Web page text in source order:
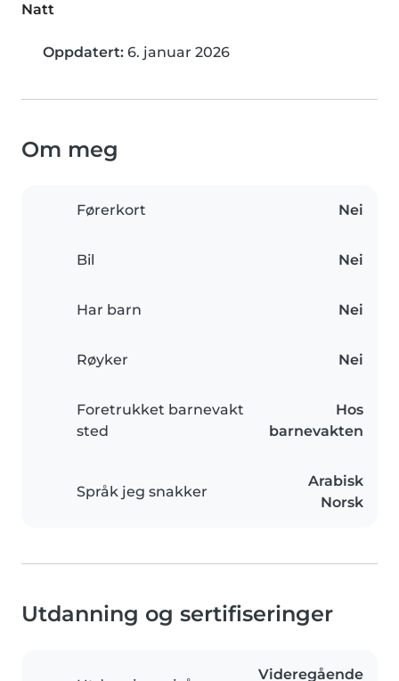
Natt
Oppdatert: 6. januar 2026
Om meg
Førerkort Nei
Bil Nei
Har barn Nei
Røyker Nei
Foretrukket barnevakt
sted
Hos
barnevakten
Språk jeg snakker
Arabisk
Norsk
Utdanning og sertifiseringer
Videregående